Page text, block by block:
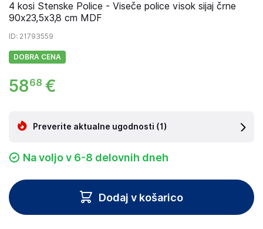
4 kosi Stenske Police - Viseče police visok sijaj črne
90x23,5x3,8 cm MDF
ID: 21793559
DOBRA CENA
5868 €
Preverite aktualne ugodnosti (1)
Na voljo v 6-8 delovnih dneh
Dodaj v košarico